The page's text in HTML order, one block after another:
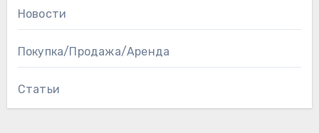
Новости
Покупка/Продажа/Аренда
Статьи